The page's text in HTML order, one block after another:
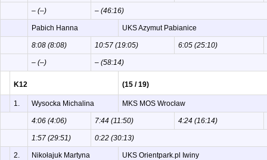
– (–) – (46:16)
Pabich Hanna UKS Azymut Pabianice
8:08 (8:08) 10:57 (19:05) 6:05 (25:10)
– (–) – (58:14)
K12 (15 / 19)
1. Wysocka Michalina MKS MOS Wrocław
4:06 (4:06) 7:44 (11:50) 4:24 (16:14)
1:57 (29:51) 0:22 (30:13)
2. Nikołajuk Martyna UKS Orientpark.pl Iwiny